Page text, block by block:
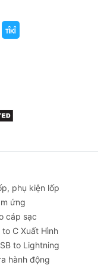
phụ kiện lốp
ứng
cáp sạc
to C Xuất Hình
to Lightning
hành động